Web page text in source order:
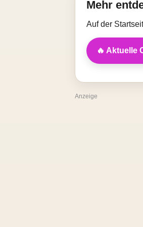
Mehr
Auf der
🔥 Aktuelle
Anzeige